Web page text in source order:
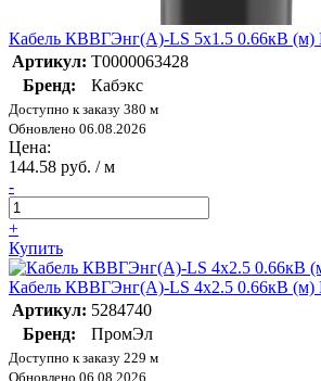
Кабель КВВГЭнг(А)-LS 5х1.5 0.66кВ (м)
Артикул: Т0000063428
Бренд:
Кабэкс
Доступно к заказу 380 м
Обновлено 06.08.2026
Цена:
144.58 руб. / м
-
+
Купить
Кабель КВВГЭнг(А)-LS 4х2.5 0.66кВ (м)
Артикул: 5284740
Бренд:
ПромЭл
Доступно к заказу 229 м
Обновлено 06.08.2026